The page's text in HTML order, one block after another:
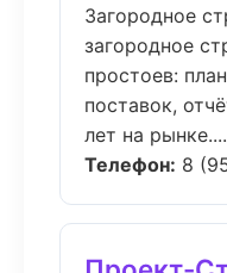
Загородное
загородное
простоев:
поставок,
лет на рынке....
Телефон: 8